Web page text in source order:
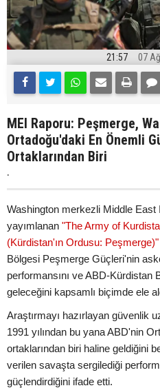
21:57 07
MEI Raporu: Peşmerge,
Ortadoğu'daki En Önemli
Ortaklarından Biri
.
Washington merkezli Middle East
yayımlanan "The Army of
(Kürdistan'ın Ordusu: Peşmerge)"
Bölgesi Peşmerge Güçleri'nin
performansını ve ABD-Kürdistan
geleceğini kapsamlı biçimde ele
Araştırmayı hazırlayan güvenlik
1991 yılından bu yana ABD'nin
ortaklarından biri haline geldiğini
verilen savaşta sergilediği
güçlendirdiğini ifade etti.